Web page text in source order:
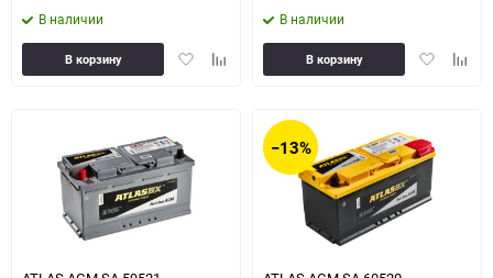
В наличии
ДобавитьДобавить
В корзину
В наличии
Добавить
В корзину
−13%